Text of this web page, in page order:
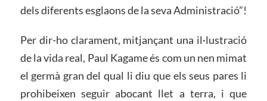
dels diferents esglaons de la seva Administració”!
Per dir-ho clarament, mitjançant una il·lustració
de la vida real, Paul Kagame és com un nen mimat
el germà gran del qual li diu que els seus pares li
prohibeixen seguir abocant llet a terra, i que